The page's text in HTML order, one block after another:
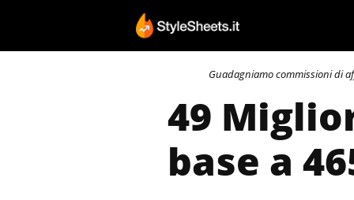
contenuto
Guadagniamo commissioni di
49
base a